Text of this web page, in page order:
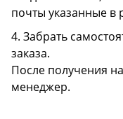
почты указанные в
4. Забрать
заказа.
После получения
менеджер.